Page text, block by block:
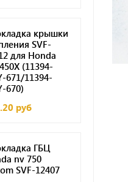
крышки
SVF-
для Honda
(11394-
671/11394-
670)
руб
ГБЦ
nv 750
SVF-12407